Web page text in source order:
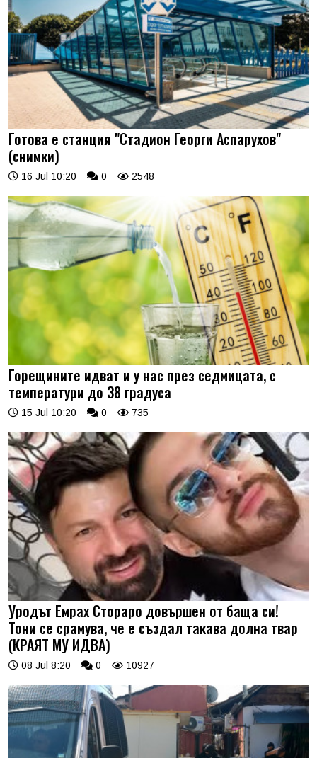
Готова е станция "Стадион Георги Аспарухов"
(снимки)
16 Jul 10:20 0 2548
Горещините идват и у нас през седмицата, с
температури до 38 градуса
15 Jul 10:20 0 735
Уродът Емрах Стораро довършен от баща си!
Тони се срамува, че е създал такава долна твар
(КРАЯТ МУ ИДВА)
08 Jul 8:20 0 10927